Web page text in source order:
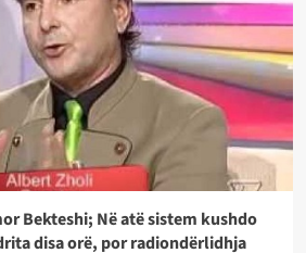
Bekteshi; Në atë sistem kushdo
disa orë, por radiondërlidhja